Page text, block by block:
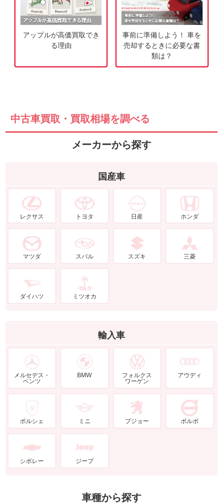
アップルが高価買取でき
る理由
事前に準備しよう！ 車を
売却するときに必要な書
類は？
中古車買取・買取相場を調べる
メーカーから探す
国産車
レクサス トヨタ 日産 ホンダ
マツダ スバル スズキ 三菱
ダイハツ ミツオカ
輸入車
メルセデス・
ベンツ
BMW
フォルクス
ワーゲン
アウディ
ポルシェ ミニ プジョー ボルボ
シボレー ジープ
車種から探す